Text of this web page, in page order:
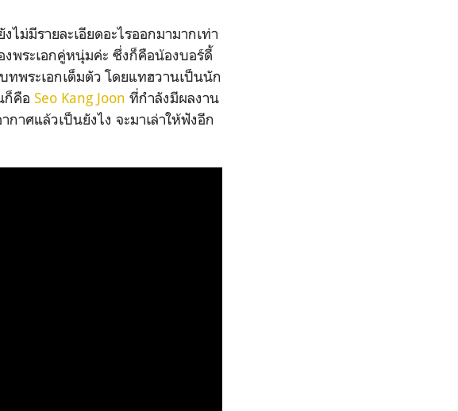
ม่มีรายละเอียดอะไรออกมามากเท่า
งพระเอกคู่หนุ่มค่ะ ซึ่งก็คือน้องบอร์ดี้
ทพระเอกเต็มตัว โดยแทฮวานเป็นนัก
ก็คือ Seo Kang Joon ที่กำลังมีผลงาน
าศแล้วเป็นยังไง จะมาเล่าให้ฟังอีก